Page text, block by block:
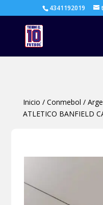
4341192019
Inicio / Conmebol /
ATLETICO BANFIELD